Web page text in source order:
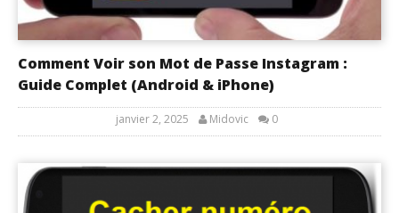
Comment Voir son Mot de Passe Instagram :
Guide Complet (Android & iPhone)
janvier 2, 2025 Midovic 0